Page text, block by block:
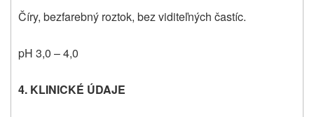
Číry, bezfarebný roztok, bez viditeľných častíc.
pH 3,0 – 4,0
4. KLINICKÉ ÚDAJE